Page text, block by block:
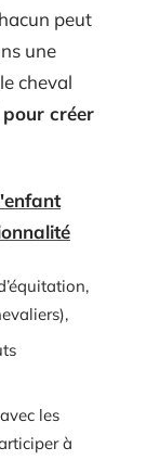
peut
une
cheval
créer
les
à